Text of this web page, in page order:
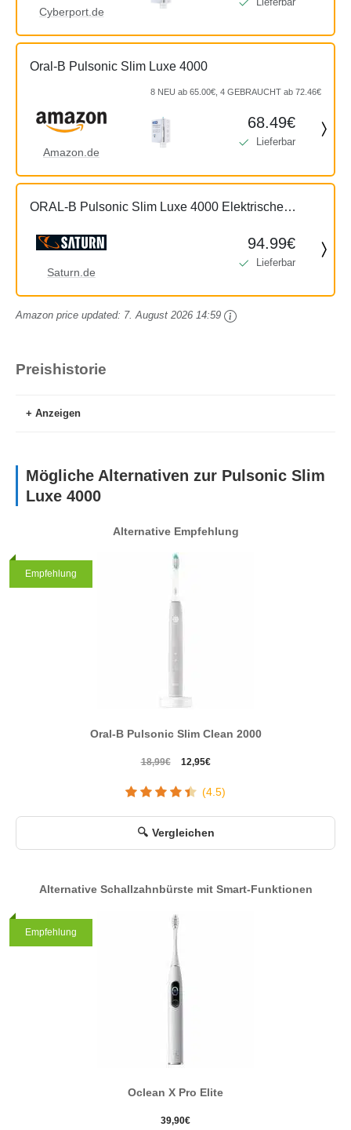
Cyberport.de
Lieferbar
Amazon.de
Oral-B Pulsonic Slim Luxe 4000
68.49€
Lieferbar
8 NEU ab 65.00€, 4 GEBRAUCHT ab 72.46€
Saturn.de
ORAL-B Pulsonic Slim Luxe 4000 Elektrische
94.99€
Lieferbar
Amazon price updated: 7. August 2026 14:59
Preishistorie
Anzeigen
Mögliche Alternativen zur Pulsonic Slim
Luxe 4000
Alternative Empfehlung
Empfehlung
Oral-B Pulsonic Slim Clean 2000
18,99€
Ursprünglicher
war:
18,99€
12,95€Aktueller
ist:
12,95€.
(4.5)
Vergleichen
Alternative Schallzahnbürste mit Smart-Funktionen
Empfehlung
Oclean X Pro Elite
39,90€